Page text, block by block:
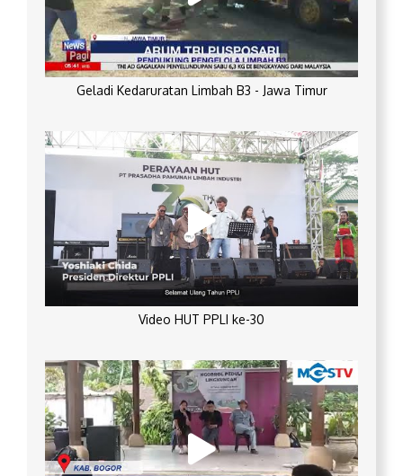
Geladi Kedaruratan Limbah B3 - Jawa Timur
Video HUT PPLI ke-30